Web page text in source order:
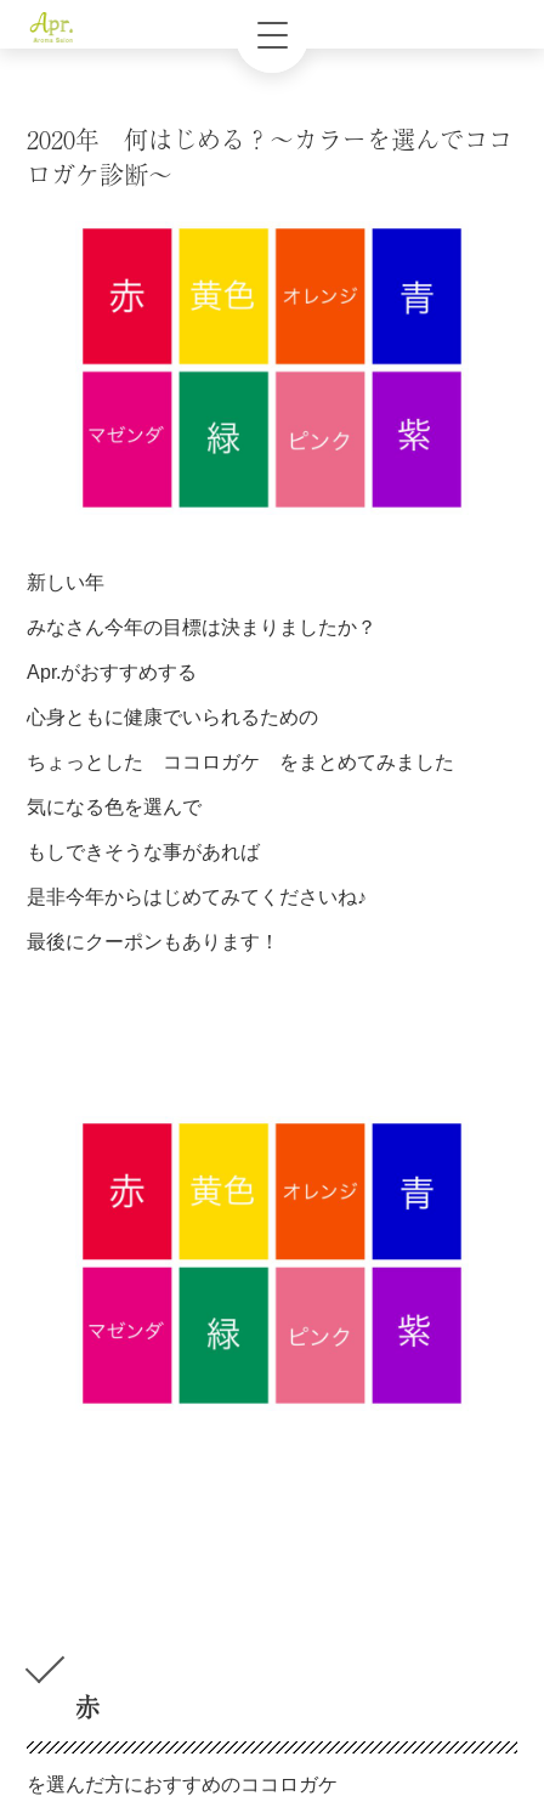
2020年 何はじめる？〜カラーを選んでココ
ロガケ診断〜
新しい年
みなさん今年の目標は決まりましたか？
Apr.がおすすめする
心身ともに健康でいられるための
ちょっとした ココロガケ をまとめてみました
気になる色を選んで
もしできそうな事があれば
是非今年からはじめてみてくださいね♪
最後にクーポンもあります！
赤
を選んだ方におすすめのココロガケ